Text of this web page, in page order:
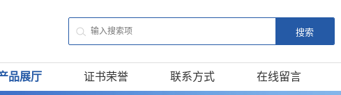
品展厅 证书荣誉 联系方式 在线留言